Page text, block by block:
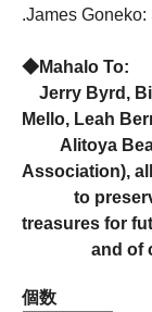
.James
◆Mahalo To:
Jerry Byrd,
Mello, Leah
Alitoya
Association),
to preserve
treasures for
and of
個数